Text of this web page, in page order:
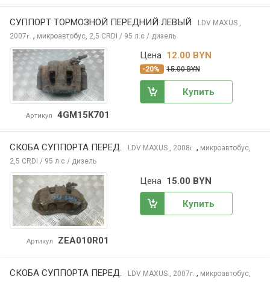
СУППОРТ ТОРМОЗНОЙ ПЕРЕДНИЙ ЛЕВЫЙ LDV MAXUS ,
2007г. , микроавтобус, 2,5 CRDI / 95 л.с / дизель
Артикул 4GM15K701
Цена 12.00 BYN
-20% 15.00 BYN
Купить
СКОБА СУППОРТА ПЕРЕД. LDV MAXUS , 2008г. , микроавтобус,
2,5 CRDI / 95 л.с / дизель
Артикул ZEA010R01
Цена 15.00 BYN
Купить
СКОБА СУППОРТА ПЕРЕД. LDV MAXUS , 2007г. , микроавтобус,